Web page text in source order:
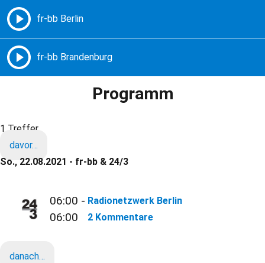
Freie Radios – Berlin Brandenburg
Programm
1 Treffer
davor…
So., 22.08.2021 - fr-bb & 24/3
06:00 -
06:00
Radionetzwerk Berlin
2 Kommentare
danach…